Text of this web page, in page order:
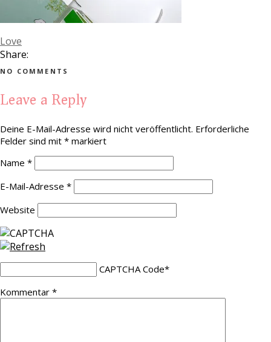
Love
Share:
NO COMMENTS
Leave a Reply
Deine E-Mail-Adresse wird nicht veröffentlicht. Erforderliche
Felder sind mit * markiert
Name *
E-Mail-Adresse *
Website
CAPTCHA Code*
Kommentar *